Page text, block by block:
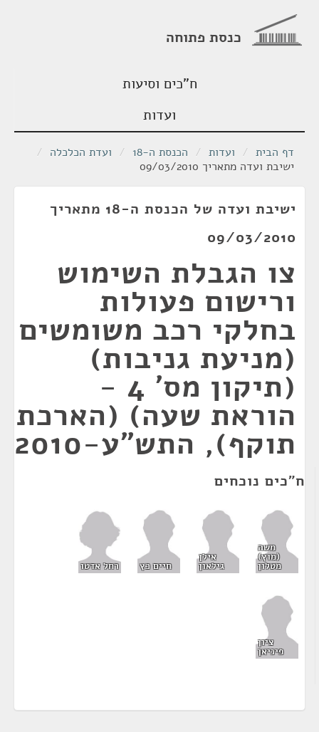
כנסת פתוחה
ח"כים וסיעות
ועדות
דף הבית / ועדות / הכנסת ה-18 / ועדת הכלכלה /
ישיבת ועדה מתאריך 09/03/2010
ישיבת ועדה של הכנסת ה-18 מתאריך
09/03/2010
צו הגבלת השימוש
ורישום פעולות
בחלקי רכב משומשים
(מניעת גניבות)
(תיקון מס' 4 -
הוראת שעה) (הארכת
תוקף), התש"ע-2010
ח"כים נוכחים
משה
(מוץ)
מטלון
אילן
גילאון חיים כץ רחל אדטו
ציון
פיניאן